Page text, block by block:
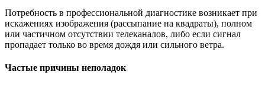
Потребность в профессиональной диагностике возникает при
искажениях изображения (рассыпание на квадраты), полном
или частичном отсутствии телеканалов, либо если сигнал
пропадает только во время дождя или сильного ветра.
Частые причины неполадок